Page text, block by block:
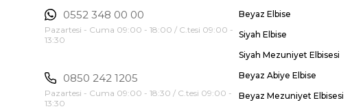
0552 348 00 00
Pazartesi - Cuma 09:00 - 18:00 / C.tesi 09:00 -
13:30
0850 242 1205
Pazartesi - Cuma 09:00 - 18:30 / C.tesi 09:00 -
13:30
Beyaz Elbise
Siyah Elbise
Siyah Mezuniyet Elbisesi
Beyaz Abiye Elbise
Beyaz Mezuniyet Elbisesi